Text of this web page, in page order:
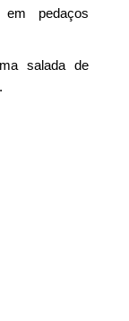
pedaços
salada de